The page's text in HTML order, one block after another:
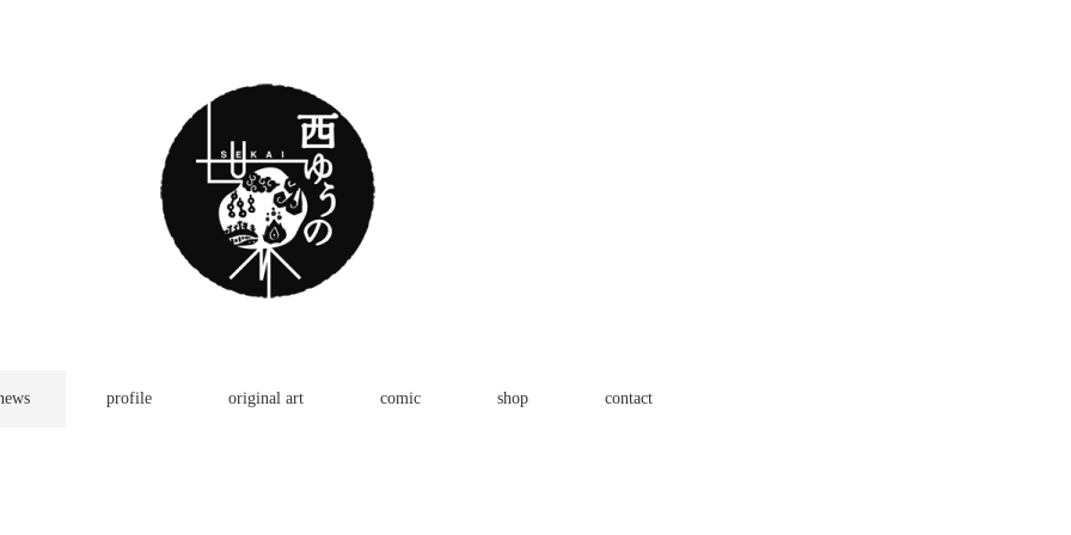
profile original art comic shop contact